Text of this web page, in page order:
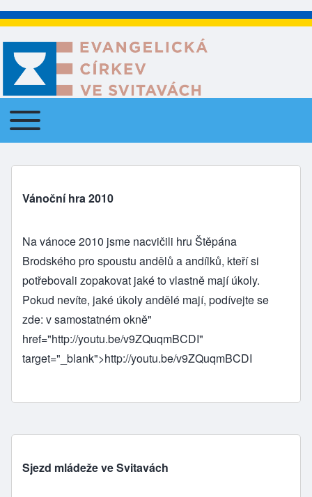
Main navigation
Toggle main menu
Vánoční hra 2010
Na vánoce 2010 jsme nacvičili hru Štěpána
Brodského pro spoustu andělů a andílků, kteří si
potřebovali zopakovat jaké to vlastně mají úkoly.
Pokud nevíte, jaké úkoly andělé mají, podívejte se
zde: v samostatném okně"
href="http://youtu.be/v9ZQuqmBCDI"
target="_blank">http://youtu.be/v9ZQuqmBCDI
Sjezd mládeže ve Svitavách